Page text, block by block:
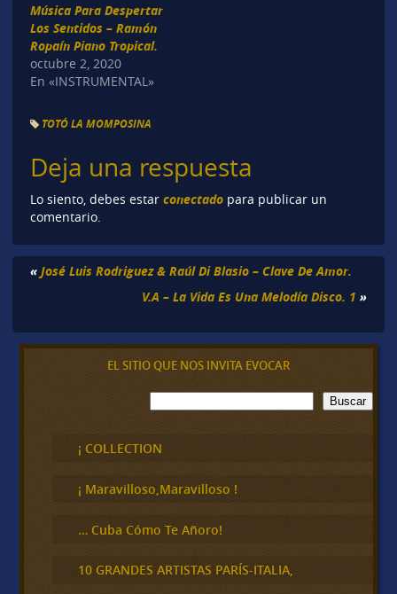
Música Para Despertar
Los Sentidos – Ramón
Ropaín Piano Tropical.
octubre 2, 2020
En «INSTRUMENTAL»
TOTÓ LA MOMPOSINA
Deja una respuesta
Lo siento, debes estar conectadopara publicar un
comentario.
« José Luis Rodriguez & Raúl Di Blasio – Clave De Amor.
V.A – La Vida Es Una Melodía Disco. 1 »
EL SITIO QUE NOS INVITA EVOCAR
B
u
c
a
Buscar
¡ COLLECTION
¡ Maravilloso,Maravilloso !
… Cuba Cómo Te Añoro!
10 GRANDES ARTISTAS PARÍS-ITALIA,